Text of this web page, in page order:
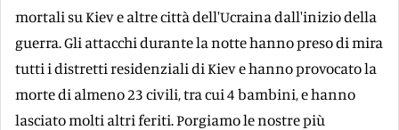
mortali su Kiev e altre città dell'Ucraina dall'inizio della
guerra. Gli attacchi durante la notte hanno preso di mira
tutti i distretti residenziali di Kiev e hanno provocato la
morte di almeno 23 civili, tra cui 4 bambini, e hanno
lasciato molti altri feriti. Porgiamo le nostre più